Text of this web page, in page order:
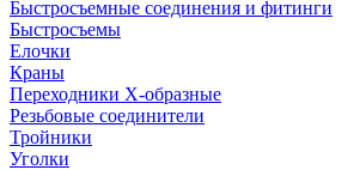
Быстросъемные соединения и фитинги
Быстросъемы
Елочки
Краны
Переходники Х-образные
Резьбовые соединители
Тройники
Уголки